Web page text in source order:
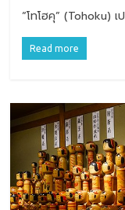
“โทโฮคุ” (Tohoku) เป
Read more